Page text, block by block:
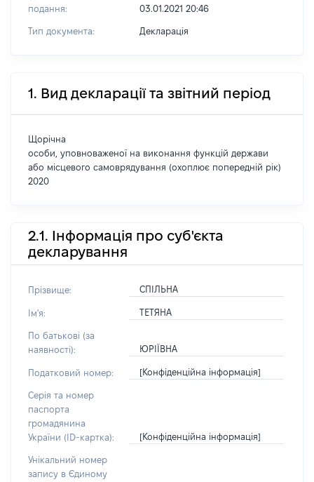
подання:
03.01.2021 20:46
Тип документа: Декларація
1. Вид декларації та звітний період
Щорічна
особи, уповноваженої на виконання функцій держави
або місцевого самоврядування (охоплює попередній рік)
2020
2.1. Інформація про суб'єкта
декларування
Прізвище: СПІЛЬНА
Ім'я: ТЕТЯНА
По батькові (за
наявності):
ЮРІЇВНА
Податковий номер: [Конфіденційна інформація]
Серія та номер
паспорта
громадянина
України (ID-картка):
[Конфіденційна інформація]
Унікальний номер
запису в Єдиному